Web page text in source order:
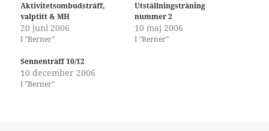
Aktivitetsombudsträff,
valptitt & MH
20 juni 2006
I ”Berner”
Utställningsträning
nummer 2
10 maj 2006
I ”Berner”
Sennenträff 10/12
10 december 2006
I ”Berner”